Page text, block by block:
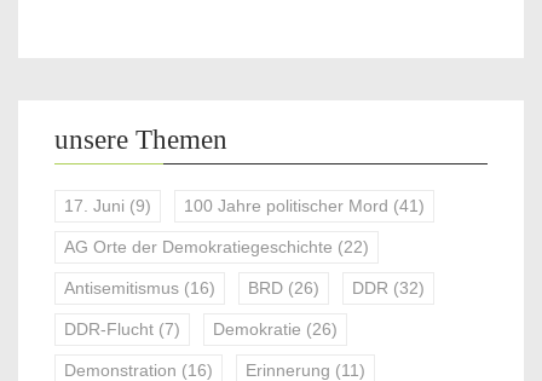
unsere Themen
17. Juni (9) 100 Jahre politischer Mord (41)
AG Orte der Demokratiegeschichte (22)
Antisemitismus (16) BRD (26) DDR (32)
DDR-Flucht (7) Demokratie (26)
Demonstration (16) Erinnerung (11)